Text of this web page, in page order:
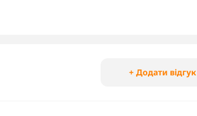
+ Додати відгук